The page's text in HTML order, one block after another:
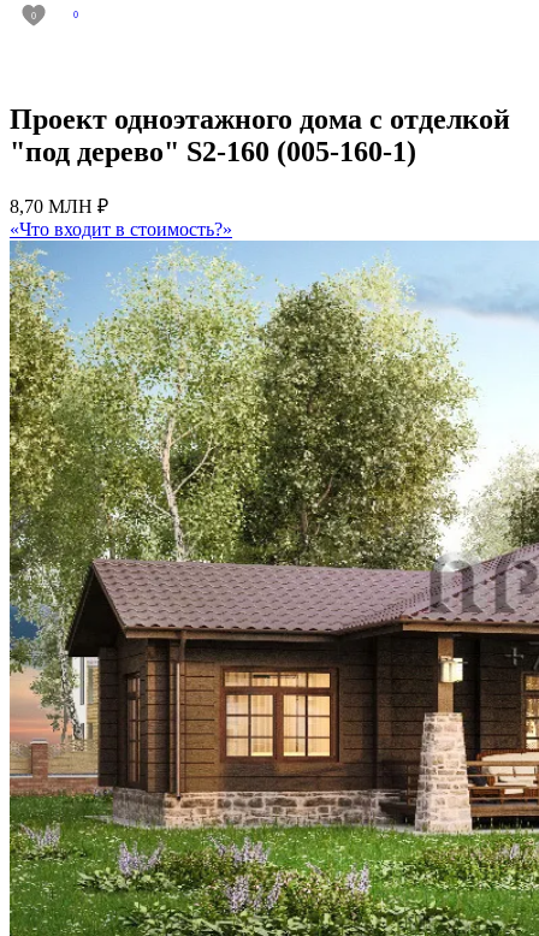
0 0
Проект одноэтажного дома с отделкой
"под дерево" S2-160 (005-160-1)
8,70 МЛН ₽
«Что входит в стоимость?»